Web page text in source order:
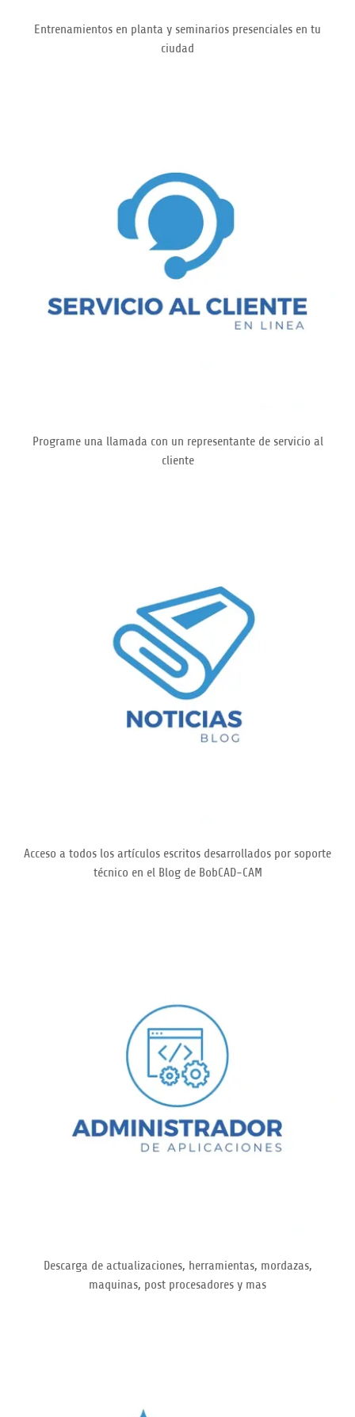
Entrenamientos en planta y seminarios presenciales en tu
ciudad
Programe una llamada con un representante de servicio al
cliente
Acceso a todos los artículos escritos desarrollados por soporte
técnico en el Blog de BobCAD-CAM
Descarga de actualizaciones, herramientas, mordazas,
maquinas, post procesadores y mas